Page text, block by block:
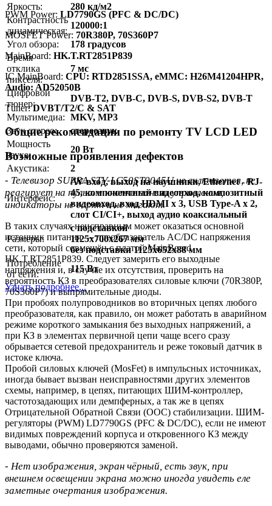
Яркость:
280 кд/м2
Контрастность
динамическая:
120000:1
Угол обзора:
178 градусов
Время
отклика
пикселя:
7 мс
Цифровой
тюнер:
DVB-T2, DVB-C, DVB-S, DVB-S2, DVB-T
Мультимедиа: MKV, MP3
Звук стерео:
стереозвук
Мощность
звука:
20 Вт
Акустика:
2
Интерфейс:
AV-вход, выход на наушники, Ethernet - RJ-
45, компонентный видеовход, композитный
видеовход, вход HDMI x 3, USB Type-A x 2,
слот CI/CI+, выход аудио коаксиальный
Размеры:
с подставкой
1125x700x267 мм
без подставки 1125x652x88 мм
Потребление
от сети:
115 Вт
Узнать подробнее...
PWM Power: LD7790GS (PFC & DC/DC)
MOSFET Power: 70R380P, 70S360P7
MainBoard: HK.T.RT2851P839
IC MainBoard: CPU: RTD2851SSA, eMMC: H26M41204HPR,
Audio: AD52050B
Тuner:DVBT/T2/C & SAT
Общие рекомендации по ремонту TV LCD LED
Возможные проявления дефектов
- Телевизор SUPRA STV-LC50ST0045U не включается, не
реагирует на пульт и кнопки панели управления,
индикаторы не горят и не мигают.
В таких случаях неисправным может оказаться основной
источник питания — преобразователь AC/DC напряжения
сети, который совмещён с платой MainBoard
HK.T.RT2851P839. Следует замерить его выходные
напряжения и, в случае их отсутствия, проверить на
вероятность КЗ в преобразователях силовые ключи (70R380P,
70S360P7) и выпрямительные диоды.
При пробоях полупроводников во вторичных цепях любого
преобразователя, как правило, он может работать в аварийном
режиме короткого замыкания без выходных напряжений, а
при КЗ в элементах первичной цепи чаще всего сразу
обрывается сетевой предохранитель и реже токовый датчик в
истоке ключа.
Пробой силовых ключей (MosFet) в импульсных источниках,
иногда бывает вызван неисправностями других элементов
схемы, например, в цепях, питающих ШИМ-контроллер,
частотозадающих или демпферных, а так же в цепях
Отрицательной Обратной Связи (ООС) стабилизации. ШИМ-
регуляторы (PWM) LD7790GS (PFC & DC/DC), если не имеют
видимых повреждений корпуса и откровенного КЗ между
выводами, обычно проверяются заменой.
- Нет изображения, экран чёрный, есть звук, при
внешнем освещении экрана можно иногда увидеть еле
заметные очертания изображения.